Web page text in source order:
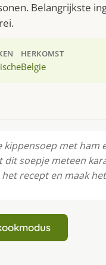
Belangrijkste
HERKOMST
Belgie
met ham
soepje meteen
recept en maak